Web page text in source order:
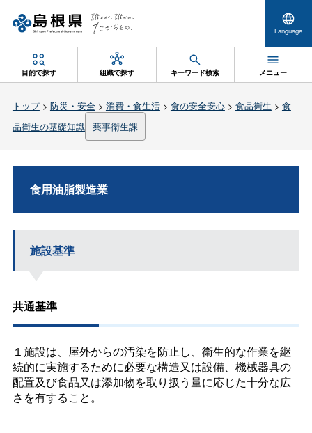
Language
目的で探す 組織で探す キーワード検索 メニュー
トップ> 防災・安全> 消費・食生活> 食の安全安心> 食品衛生 > 食
品衛生の基礎知識 薬事衛生課
食用油脂製造業
施設基準
共通基準
１施設は、屋外からの汚染を防止し、衛生的な作業を継
続的に実施するために必要な構造又は設備、機械器具の
配置及び食品又は添加物を取り扱う量に応じた十分な広
さを有すること。